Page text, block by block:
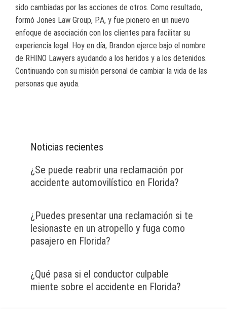
sido cambiadas por las acciones de otros. Como resultado,
formó Jones Law Group, P.A, y fue pionero en un nuevo
enfoque de asociación con los clientes para facilitar su
experiencia legal. Hoy en día, Brandon ejerce bajo el nombre
de RHINO Lawyers ayudando a los heridos y a los detenidos.
Continuando con su misión personal de cambiar la vida de las
personas que ayuda.
Noticias recientes
¿Se puede reabrir una reclamación por
accidente automovilístico en Florida?
¿Puedes presentar una reclamación si te
lesionaste en un atropello y fuga como
pasajero en Florida?
¿Qué pasa si el conductor culpable
miente sobre el accidente en Florida?